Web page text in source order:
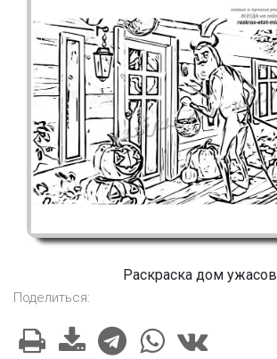
Раскраска дом ужасов
Поделиться: